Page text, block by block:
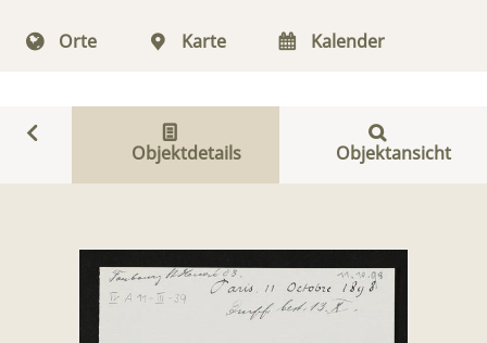
Orte Karte Kalender
Objektdetails Objektansicht